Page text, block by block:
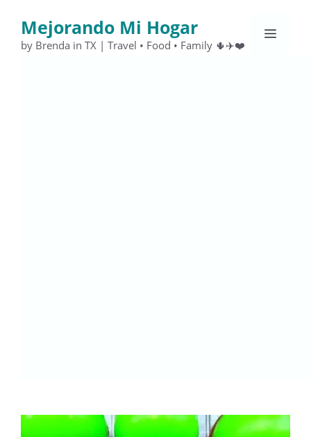
contenido
Mejorando Mi Hogar
by Brenda in TX | Travel • Food • Family 🌵✈️❤️
Menú